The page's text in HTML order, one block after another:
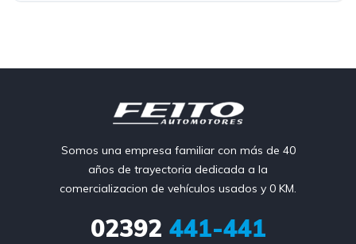
Somos una empresa familiar con más de 40
años de trayectoria dedicada a la
comercializacion de vehículos usados y 0 KM.
02392 441-441